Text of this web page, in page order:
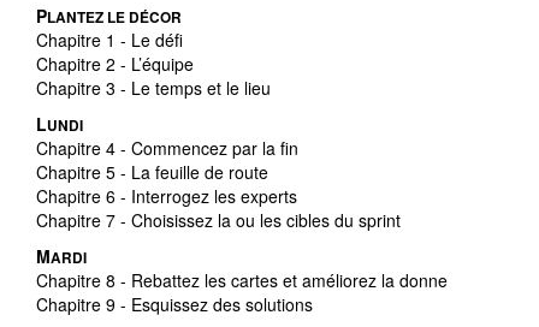
PLANTEZ LE DÉCOR
Chapitre 1 - Le défi
Chapitre 2 - L’équipe
Chapitre 3 - Le temps et le lieu
LUNDI
Chapitre 4 - Commencez par la fin
Chapitre 5 - La feuille de route
Chapitre 6 - Interrogez les experts
Chapitre 7 - Choisissez la ou les cibles du sprint
MARDI
Chapitre 8 - Rebattez les cartes et améliorez la donne
Chapitre 9 - Esquissez des solutions